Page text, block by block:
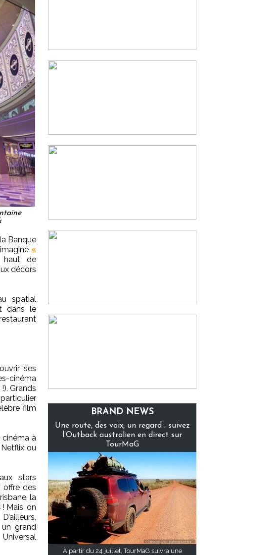
Banque
«
de
décors
spatial
dans le
ses
cinéma
Grands
film
cinéma à
ou
stars
offre des
la
! Mais, on
grand
BRAND NEWS
Une route, des voix, un regard : suivez
l’Outback australien en direct sur
TourMaG
À partir du 24 juillet, TourMaG suivra une